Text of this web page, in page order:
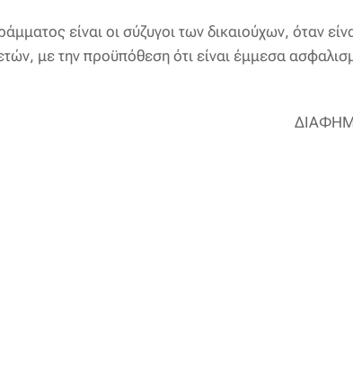
είναι οι σύζυγοι των δικαιούχων, όταν
με την προϋπόθεση ότι είναι έμμεσα